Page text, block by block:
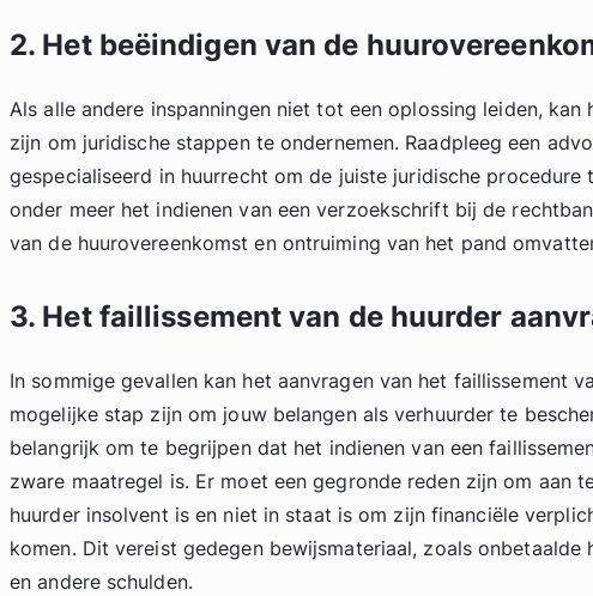
2. Het beëindigen van de
Als alle andere inspanningen niet tot een oplossing leiden, kan
zijn om juridische stappen te ondernemen. Raadpleeg een
gespecialiseerd in huurrecht om de juiste juridische procedure
onder meer het indienen van een verzoekschrift bij de
van de huurovereenkomst en ontruiming van het pand
3. Het faillissement van de huurder
In sommige gevallen kan het aanvragen van het faillissement
mogelijke stap zijn om jouw belangen als verhuurder te
belangrijk om te begrijpen dat het indienen van een
zware maatregel is. Er moet een gegronde reden zijn om aan
huurder insolvent is en niet in staat is om zijn financiële
komen. Dit vereist gedegen bewijsmateriaal, zoals onbetaalde
en andere schulden.